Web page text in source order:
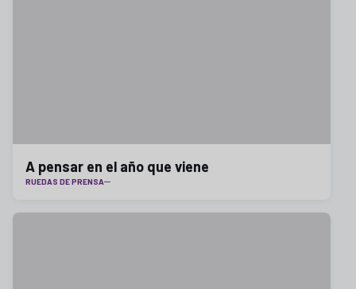
A pensar en el año que viene
RUEDAS DE PRENSA